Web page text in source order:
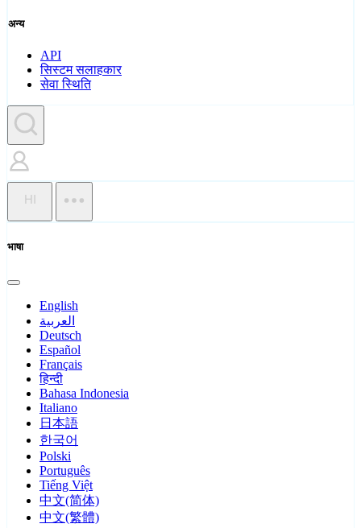
अन्य
API
सिस्टम सलाहकार
सेवा स्थिति
HI
भाषा
English
العربية
Deutsch
Español
Français
हिन्दी
Bahasa Indonesia
Italiano
日本語
한국어
Polski
Português
Tiếng Việt
中文(简体)
中文(繁體)